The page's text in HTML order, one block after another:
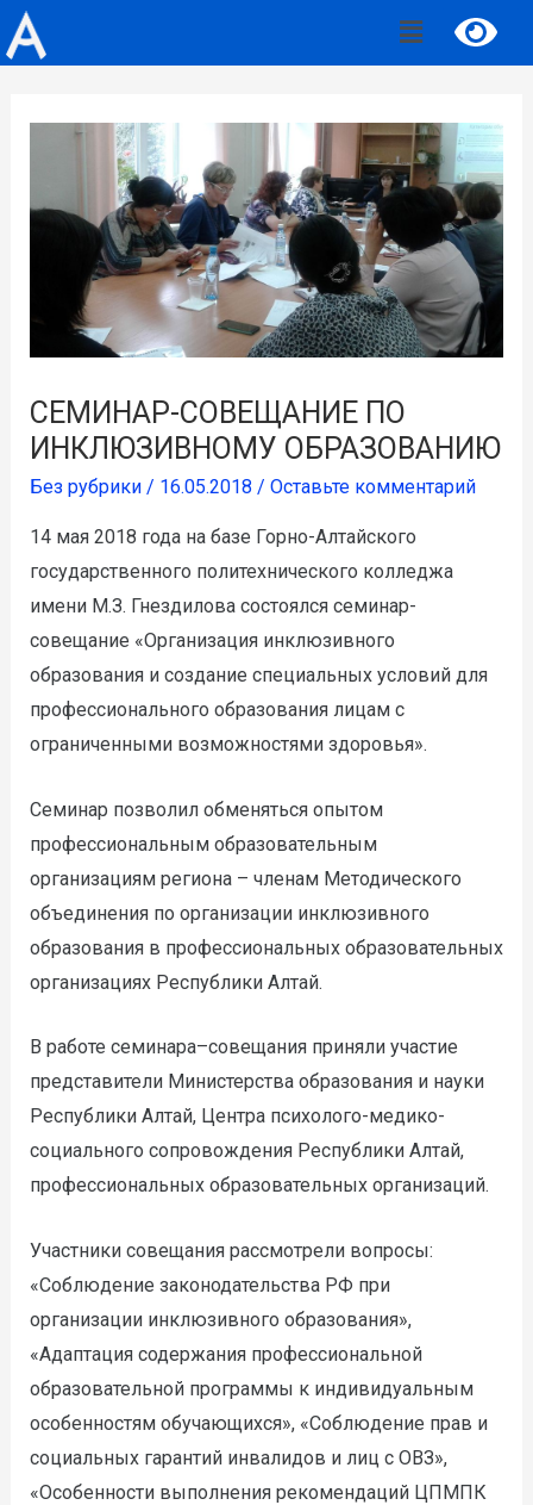
СЕМИНАР-СОВЕЩАНИЕ ПО
ИНКЛЮЗИВНОМУ ОБРАЗОВАНИЮ
Без рубрики/ 16.05.2018 / Оставьте комментарий
14 мая 2018 года на базе Горно-Алтайского
государственного политехнического колледжа
имени М.З. Гнездилова состоялся семинар-
совещание «Организация инклюзивного
образования и создание специальных условий для
профессионального образования лицам с
ограниченными возможностями здоровья».
Семинар позволил обменяться опытом
профессиональным образовательным
организациям региона – членам Методического
объединения по организации инклюзивного
образования в профессиональных образовательных
организациях Республики Алтай.
В работе семинара–совещания приняли участие
представители Министерства образования и науки
Республики Алтай, Центра психолого-медико-
социального сопровождения Республики Алтай,
профессиональных образовательных организаций.
Участники совещания рассмотрели вопросы:
«Соблюдение законодательства РФ при
организации инклюзивного образования»,
«Адаптация содержания профессиональной
образовательной программы к индивидуальным
особенностям обучающихся», «Соблюдение прав и
социальных гарантий инвалидов и лиц с ОВЗ»,
«Особенности выполнения рекомендаций ЦПМПК